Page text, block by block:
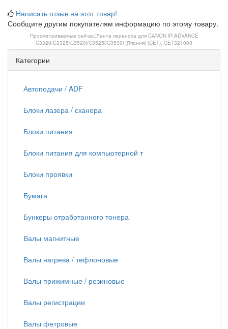
Написать отзыв на этот товар!
Сообщите другим покупателям информацию по этому товару.
Просматриваемые сейчас:Лента переноса для CANON iR ADVANCE
C3320/C3325/C3520i/C3525i/C3530i (Япония) (CET), CET321003
Категории
Автоподачи / ADF
Блоки лазера / сканера
Блоки питания
Блоки питания для компьютерной т
Блоки проявки
Бумага
Бункеры отработанного тонера
Валы магнитные
Валы нагрева / тефлоновые
Валы прижимные / резиновые
Валы регистрации
Валы фетровые